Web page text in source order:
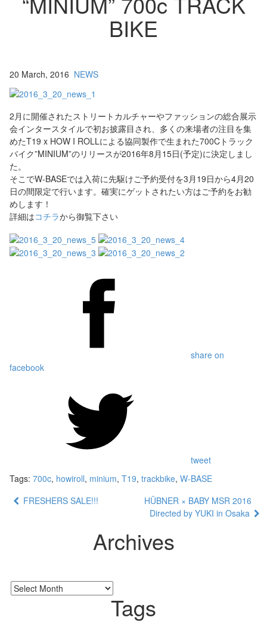
BIKE
20 March, 2016 NEWS
2月に開催されたストリートカルチャーやファッションの総合展示
会インタースタイルで初お披露目され、多くの来場者の注目を集
めたT19 x HOW I ROLLによる協同製作で生まれた700Cトラック
バイク”MINIUM”のリリースが2016年8月15日(予定)に決定しまし
た。
そこでW-BASEでは入荷に先駆けご予約受付を3月19日から4月20
日の間限定で行います。確実にゲットされたい方はご予約をお勧
めします！
詳細はコチラから御覧下さい
share on
facebook
tweet
Tags: 700c, howiroll, minium, T19, trackbike, W-BASE
FRESHERS SALE!!!
HÜBNER × BABY MSR 2016
Directed by YUKI in Osaka
Archives
Tags